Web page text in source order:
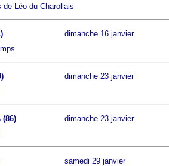
de Léo du Charollais
dimanche 16 janvier
dimanche 23 janvier
dimanche 23 janvier
samedi 29 janvier